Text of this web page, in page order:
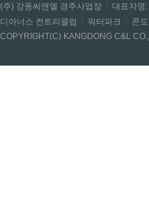
(주) 강동씨앤엘 경주사업장 대표자명
디아너스 컨트리클럽
워터파크 콘도
COPYRIGHT(C) KANGDONG C&L